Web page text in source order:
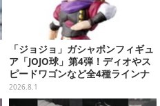
「ジョジョ」ガシャポンフィギュ
ア「JOJO球」第4弾！ディオやス
ピードワゴンなど全4種ラインナ
ップ
2026.8.1